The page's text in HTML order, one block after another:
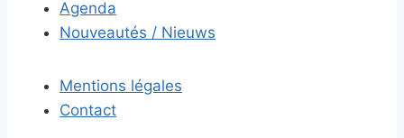
Agenda
Nouveautés / Nieuws
Mentions légales
Contact